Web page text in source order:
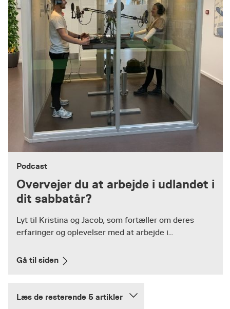
Podcast
Overvejer du at arbejde i udlandet i
dit sabbatår?
Lyt til Kristina og Jacob, som fortæller om deres
erfaringer og oplevelser med at arbejde i...
Gå til siden
Læs de resterende 5 artikler